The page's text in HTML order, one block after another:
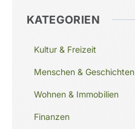
KATEGORIEN
Kultur & Freizeit
Menschen & Geschichten
Wohnen & Immobilien
Finanzen